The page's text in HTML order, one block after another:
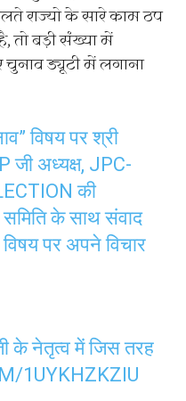
राज्यो के सारे काम ठप
तो बड़ी संख्या में
चुनाव ड्यूटी में लगाना
विषय पर श्री
जी अध्यक्ष, JPC-
की
के साथ संवाद
पर अपने विचार
के नेतृत्व में जिस तरह
1UYKHZKZIU